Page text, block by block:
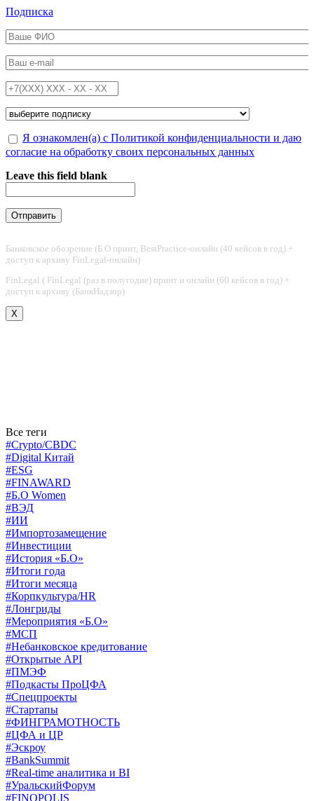
Перейти к основному содержанию
Подписка
ФИО*
Email*
Телефон*
Подписка на*
Обработка персональных данных*
Я ознакомлен(а) с Политикой конфиденциальности и даю
согласие на обработку своих персональных данных
Leave this field blank
Банковское обозрение (Б.О принт, BestPractice-онлайн (40 кейсов в год) +
доступ к архиву FinLegal-онлайн)
FinLegal ( FinLegal (раз в полугодие) принт и онлайн (60 кейсов в год) +
доступ к архиву (БанкНадзор)
X
Все теги
#Crypto/CBDC
#Digital Китай
#ESG
#FINAWARD
#Б.О Women
#ВЭД
#ИИ
#Импортозамещение
#Инвестиции
#История «Б.О»
#Итоги года
#Итоги месяца
#Корпкультура/HR
#Лонгриды
#Мероприятия «Б.О»
#МСП
#Небанковское кредитование
#Открытые API
#ПМЭФ
#Подкасты ПроЦФА
#Спецпроекты
#Стартапы
#ФИНГРАМОТНОСТЬ
#ЦФА и ЦР
#Эскроу
#BankSummit
#Real-time аналитика и BI
#УральскийФорум
#FINOPOLIS